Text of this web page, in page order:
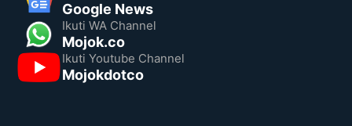
Google News
Ikuti WA Channel
Mojok.co
Ikuti Youtube Channel
Mojokdotco